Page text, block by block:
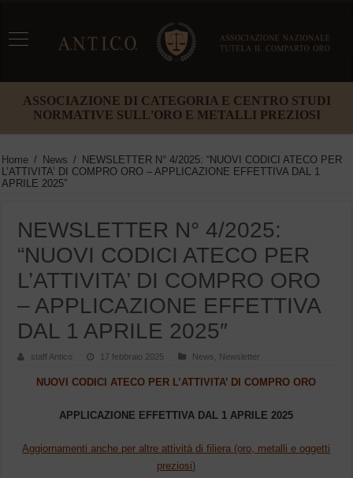
ASSOCIAZIONE DI CATEGORIA E CENTRO STUDI
NORMATIVE SULL'ORO E METALLI PREZIOSI
Home / News / NEWSLETTER N° 4/2025: “NUOVI CODICI ATECO PER
L’ATTIVITA’ DI COMPRO ORO – APPLICAZIONE EFFETTIVA DAL 1
APRILE 2025″
NEWSLETTER N° 4/2025:
“NUOVI CODICI ATECO PER
L’ATTIVITA’ DI COMPRO ORO
– APPLICAZIONE EFFETTIVA
DAL 1 APRILE 2025″
staff Antico 17 febbraio 2025 News Newsletter
NUOVI CODICI ATECO PER L’ATTIVITA’ DI COMPRO ORO
APPLICAZIONE EFFETTIVA DAL 1 APRILE 2025
Aggiornamenti anche per altre attività di filiera (oro, metalli e oggetti
preziosi)